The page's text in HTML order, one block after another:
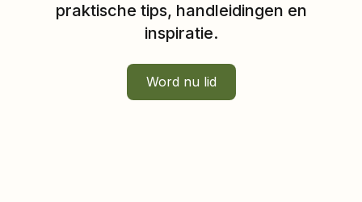
praktische tips, handleidingen en
inspiratie.
Word nu lid